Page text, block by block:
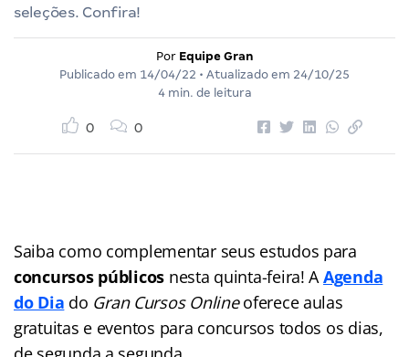
seleções. Confira!
Por Equipe Gran
Publicado em 14/04/22 • Atualizado em 24/10/25
4 min. de leitura
0 0
Saiba como complementar seus estudos para
concursos públicos nesta quinta-feira! AAgenda
do Dia do Gran Cursos Onlineoferece aulas
gratuitas e eventos para concursos todos os dias,